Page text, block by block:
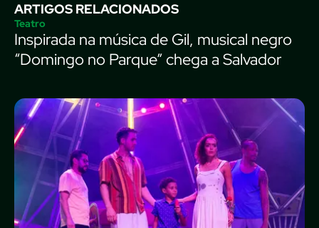
ARTIGOS RELACIONADOS
Teatro
Inspirada na música de Gil, musical negro
“Domingo no Parque” chega a Salvador